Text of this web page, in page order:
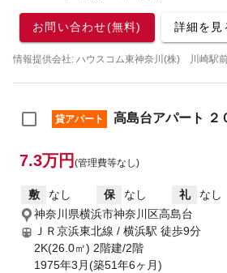
お問い合わせ(無料) 詳細を見
情報提供会社: ハウスコム東神奈川(株) 川崎駅
貸アパート 高島台アパート ２
7.3万円 (管理費等なし)
敷 なし 保 なし 礼
なし
神奈川県横浜市神奈川区高島台
ＪＲ京浜東北線 / 横浜駅 徒歩9分
2K(26.0㎡) 2階建/2階
1975年3月(築51年6ヶ月)